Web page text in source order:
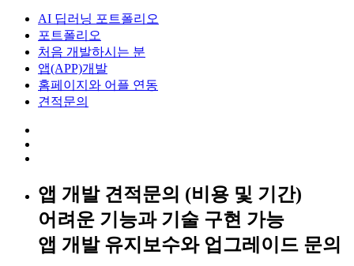
AI 딥러닝 포트폴리오
포트폴리오
처음 개발하시는 분
앱(APP)개발
홈페이지와 어플 연동
견적문의
앱 개발 견적문의 (비용 및 기간)
어려운 기능과 기술 구현 가능
앱 개발 유지보수와 업그레이드 문의